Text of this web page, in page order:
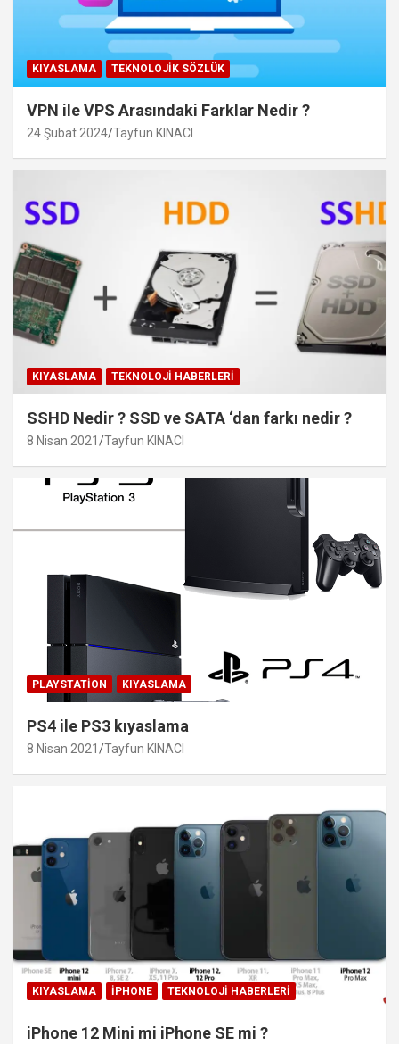
KIYASLAMA TEKNOLOJIK SÖZLÜK
VPN ile VPS Arasındaki Farklar Nedir ?
24 Şubat 2024 Tayfun KINACI
KIYASLAMA TEKNOLOJI HABERLERI
SSHD Nedir ? SSD ve SATA ‘dan farkı nedir ?
8 Nisan 2021 Tayfun KINACI
PLAYSTATION KIYASLAMA
PS4 ile PS3 kıyaslama
8 Nisan 2021 Tayfun KINACI
KIYASLAMA IPHONE TEKNOLOJI HABERLERI
iPhone 12 Mini mi iPhone SE mi ?